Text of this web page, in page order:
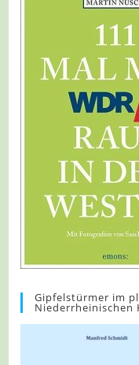
Gipfelstürmer im
Niederrheinischen